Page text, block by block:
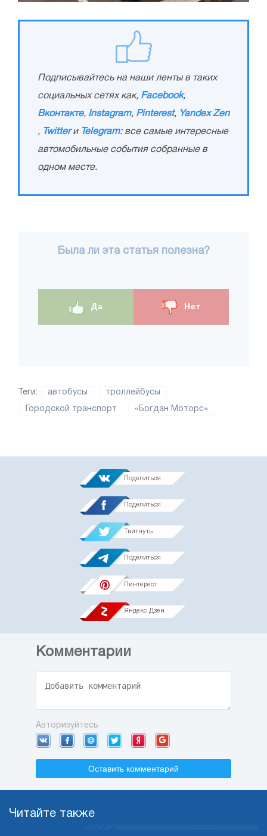
Подписывайтесь на наши ленты в таких
социальных сетях как, Facebook,
Вконтакте, Instagram, Pinterest, Yandex Zen
, Twitterи Telegram: все самые интересные
автомобильные события собранные в
одном месте.
Была ли эта статья полезна?
Да Нет
Теги: автобусы троллейбусы
Городской транспорт «Богдан Моторс»
Поделиться
Поделиться
Твитнуть
Поделиться
Пинтерест
Яндекс.Дзен
Комментарии
Авторизуйтесь
Оставить комментарий
Читайте также